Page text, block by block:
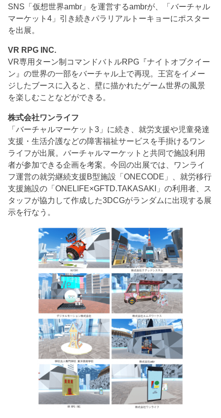
SNS「仮想世界ambr」を運営するambrが、「バーチャル
マーケット4」引き続きパラリアルトーキョーにポスター
を出展。
VR RPG INC.
VR専用ターン制コマンドバトルRPG『ナイトオブクイー
ン』の世界の一部をバーチャル上で再現。王宮をイメー
ジしたブースに入ると、壁に描かれたゲーム世界の風景
を楽しむことなどができる。
株式会社ワンライフ
「バーチャルマーケット3」に続き、就労支援や児童発達
支援・生活介護などの障害福祉サービスを手掛けるワン
ライフが出展。バーチャルマーケットと共同で施設利用
者が参加できる企画を考案。今回の出展では、ワンライ
フ運営の就労継続支援B型施設「ONECODE」、就労移行
支援施設の「ONELIFE×GFTD.TAKASAKI」の利用者、ス
タッフが協力して作成した3DCGがランダムに出現する展
示を行なう。